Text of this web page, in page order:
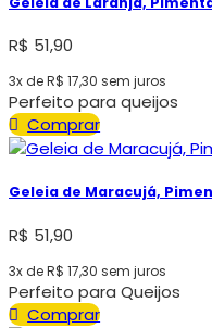
R$ 51,90
3x deR$ 17,30 sem juros
Perfeito para queijos
Comprar
Geleia de Maracujá,
R$ 51,90
3x deR$ 17,30 sem juros
Perfeito para Queijos
Comprar